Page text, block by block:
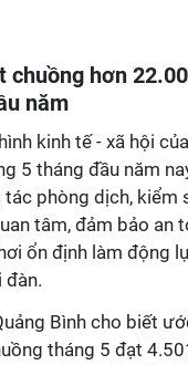
chuồng hơn
năm
kinh tế - xã hội
5 tháng đầu năm
tác phòng dịch, kiểm
tâm, đảm bảo an
ổn định làm động
đàn.
Bình cho biết
tháng 5 đạt